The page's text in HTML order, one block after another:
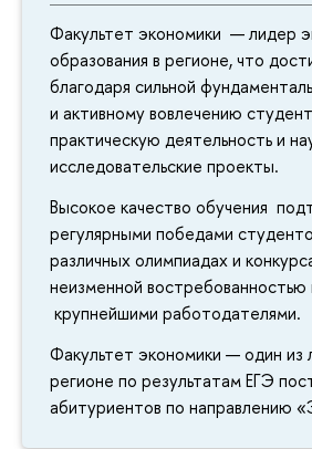
Факультет экономики — лидер
образования в регионе, что
лагодаря сильной
и активному вовлечению
практическую деятельность и
исследовательские проекты.
ысокое качество обучения
регулярными победами
различных олимпиадах и
неизменной
крупнейшими работодателями.
Факультет экономики — один
регионе по результатам ЕГЭ
абитуриентов по направлению